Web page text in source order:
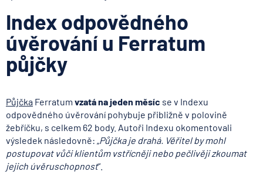
Index odpovědného
úvěrování u Ferratum
půjčky
Půjčka Ferratum vzatá na jeden měsíc se v Indexu
odpovědného úvěrování pohybuje přibližně v polovině
žebříčku, s celkem 62 body. Autoři Indexu okomentovali
výsledek následovně: „Půjčka je drahá. Věřitel by mohl
postupovat vůči klientům vstřícněji nebo pečlivěji zkoumat
jejich úvěruschopnost“.